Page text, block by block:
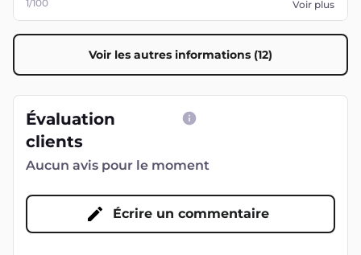
1/100 Voir plus
Voir les autres informations (12)
Évaluation
clients
Aucun avis pour le moment
Écrire un commentaire